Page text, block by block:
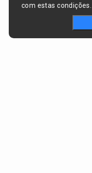
com estas condições.